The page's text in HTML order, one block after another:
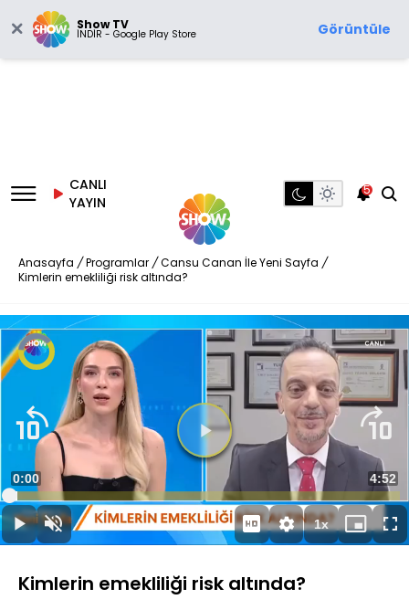
Show TV
İNDİR - Google Play Store Görüntüle
CANLI
YAYIN
5
Anasayfa / Programlar / Cansu Canan İle Yeni Sayfa /
Kimlerin emekliliği risk altında?
Video
Oynatıcısı
yükleniyor.
Videoyu
Oynat
OynatSesi
Aç
Süre
0:00
Süre
4:52
Yüklendi:
2.04%
1xOynatma
Hızı
Mini
oynatıcı
Kimlerin emekliliği risk altında?